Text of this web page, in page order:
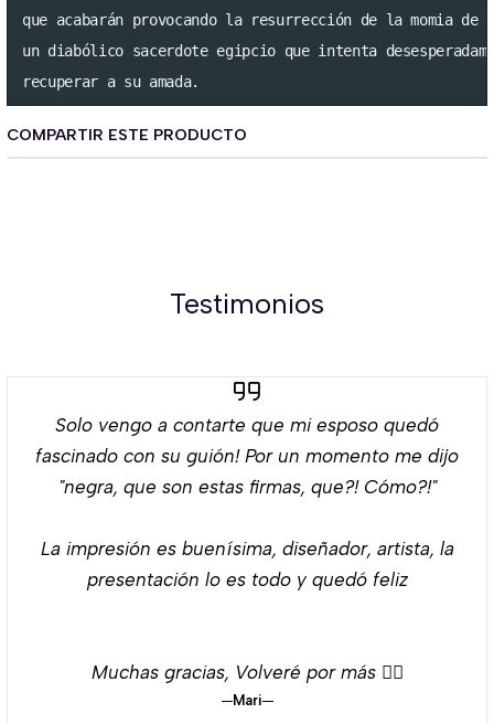
que acabarán provocando la resurrección de la momia de
un diabólico sacerdote egipcio que intenta
recuperar a su amada.
COMPARTIR ESTE PRODUCTO
Testimonios
Solo vengo a contarte que mi esposo quedó
fascinado con su guión! Por un momento me dijo
"negra, que son estas firmas, que?! Cómo?!"
La impresión es buenísima, diseñador, artista, la
presentación lo es todo y quedó feliz
Muchas gracias, Volveré por más 👌🏻
Mari